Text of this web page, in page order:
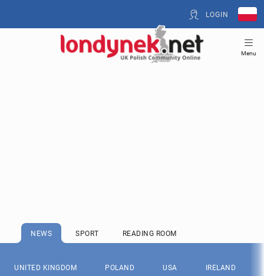
LOGIN
Menu
NEWS SPORT READING ROOM
UNITED KINGDOM POLAND USA IRELAND